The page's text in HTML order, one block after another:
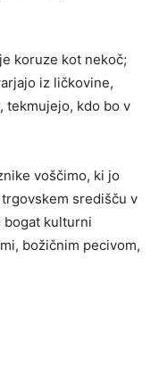
koruze kot nekoč;
iz ličkovine,
tekmujejo, kdo bo v
voščimo, ki jo
središču v
bogat kulturni
božičnim pecivom,